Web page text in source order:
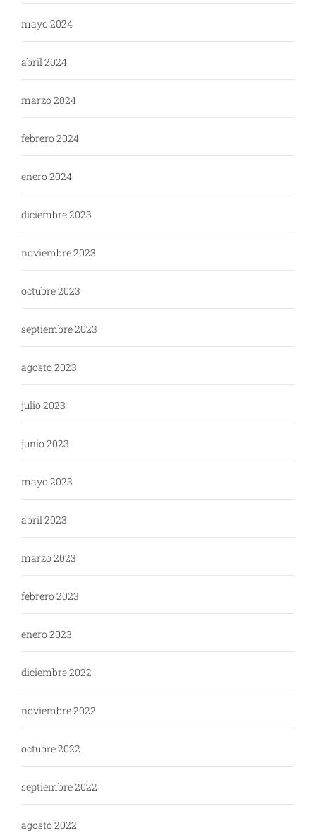
mayo 2024
abril 2024
marzo 2024
febrero 2024
enero 2024
diciembre 2023
noviembre 2023
octubre 2023
septiembre 2023
agosto 2023
julio 2023
junio 2023
mayo 2023
abril 2023
marzo 2023
febrero 2023
enero 2023
diciembre 2022
noviembre 2022
octubre 2022
septiembre 2022
agosto 2022